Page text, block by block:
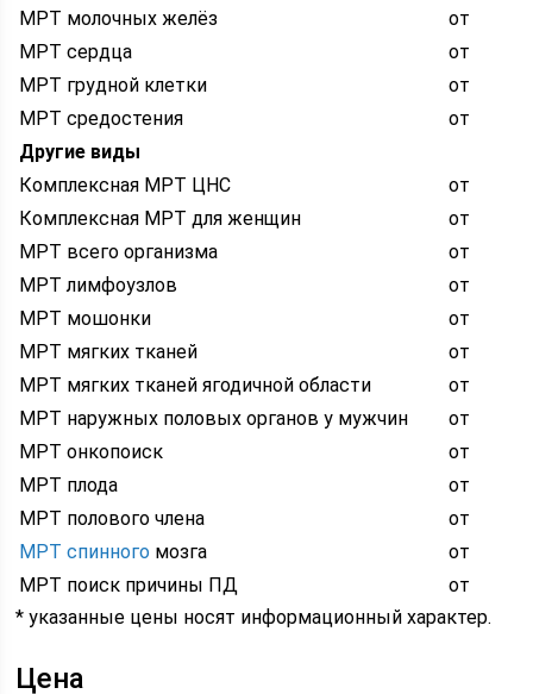
МРТ молочных желёз
от
МРТ сердца
от
МРТ грудной клетки
от
МРТ средостения
от
Другие виды
Комплексная МРТ ЦНС
от
Комплексная МРТ для женщин
от
МРТ всего организма
от
МРТ лимфоузлов
от
МРТ мошонки
от
МРТ мягких тканей
от
МРТ мягких тканей ягодичной области
от
МРТ наружных половых органов у мужчин
от
МРТ онкопоиск
от
МРТ плода
от
МРТ полового члена
от
МРТ спинного мозга
от
МРТ поиск причины ПД
от
* указанные цены носят информационный характер.
Цена